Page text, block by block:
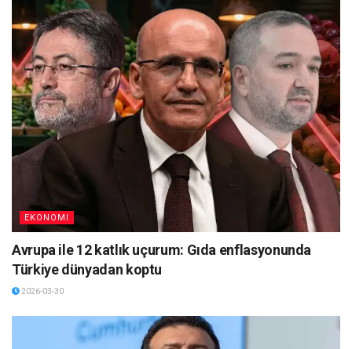
EKONOMI
Avrupa ile 12 katlık uçurum: Gıda enflasyonunda
Türkiye dünyadan koptu
2026-03-30